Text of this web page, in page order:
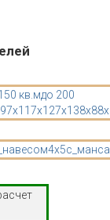
кв.мдо 200
7x11 7x127x138x8
4x5